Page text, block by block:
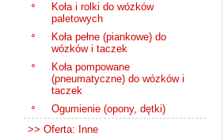
Koła i rolki do wózków
paletowych
Koła pełne (piankowe) do
wózków i taczek
Koła pompowane
(pneumatyczne) do wózków i
taczek
Ogumienie (opony, dętki)
>> Oferta: Inne